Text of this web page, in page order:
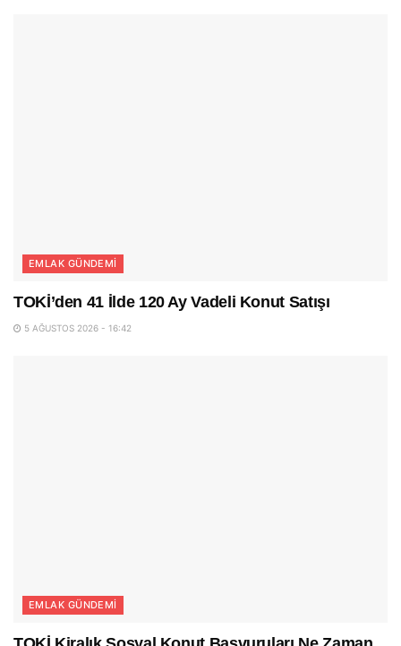
EMLAK GÜNDEMI
TOKİ’den 41 İlde 120 Ay Vadeli Konut Satışı
5 AĞUSTOS 2026 - 16:42
EMLAK GÜNDEMI